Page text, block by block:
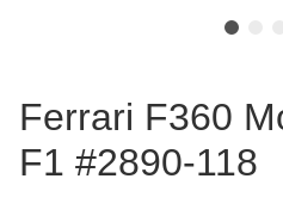
Ferrari F360
F1 #2890-118